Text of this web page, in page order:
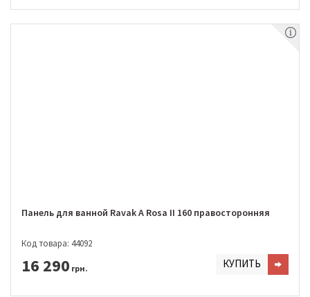
Панель для ванной Ravak A Rosa II 160 правосторонняя
Код товара: 44092
16 290 грн. КУПИТЬ